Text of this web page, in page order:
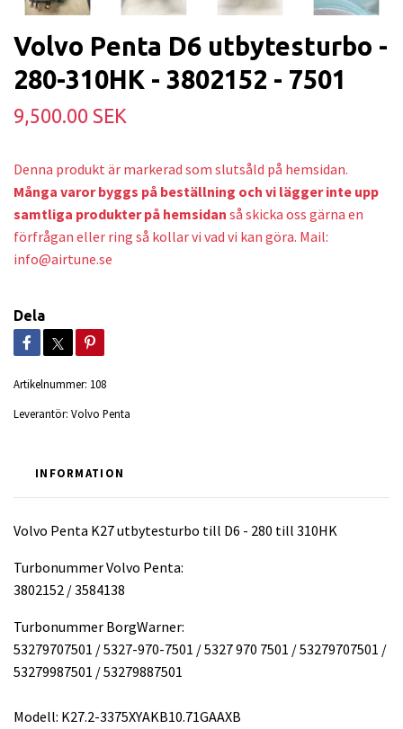
Volvo Penta D6 utbytesturbo -
280-310HK - 3802152 - 7501
9,500.00 SEK
Denna produkt är markerad som slutsåld på hemsidan.
Många varor byggs på beställning och vi lägger inte upp
samtliga produkter på hemsidan så skicka oss gärna en
förfrågan eller ring så kollar vi vad vi kan göra. Mail:
info@airtune.se
Dela
Artikelnummer: 108
Leverantör: Volvo Penta
INFORMATION
Volvo Penta K27 utbytesturbo till D6 - 280 till 310HK
Turbonummer Volvo Penta:
3802152 / 3584138
Turbonummer BorgWarner:
53279707501 / 5327-970-7501 / 5327 970 7501 / 53279707501 /
53279987501 / 53279887501
Modell: K27.2-3375XYAKB10.71GAAXB